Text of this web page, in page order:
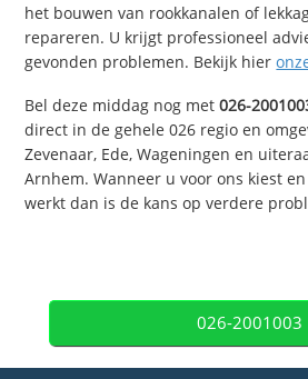
het bouwen van rookkanalen of
repareren. U krijgt professioneel
gevonden problemen. Bekijk hier
Bel deze middag nog met026-
direct in de gehele 026 regio en
Zevenaar, Ede, Wageningen en
Arnhem. Wanneer u voor ons kiest
werkt dan is de kans op verdere
026-2001003